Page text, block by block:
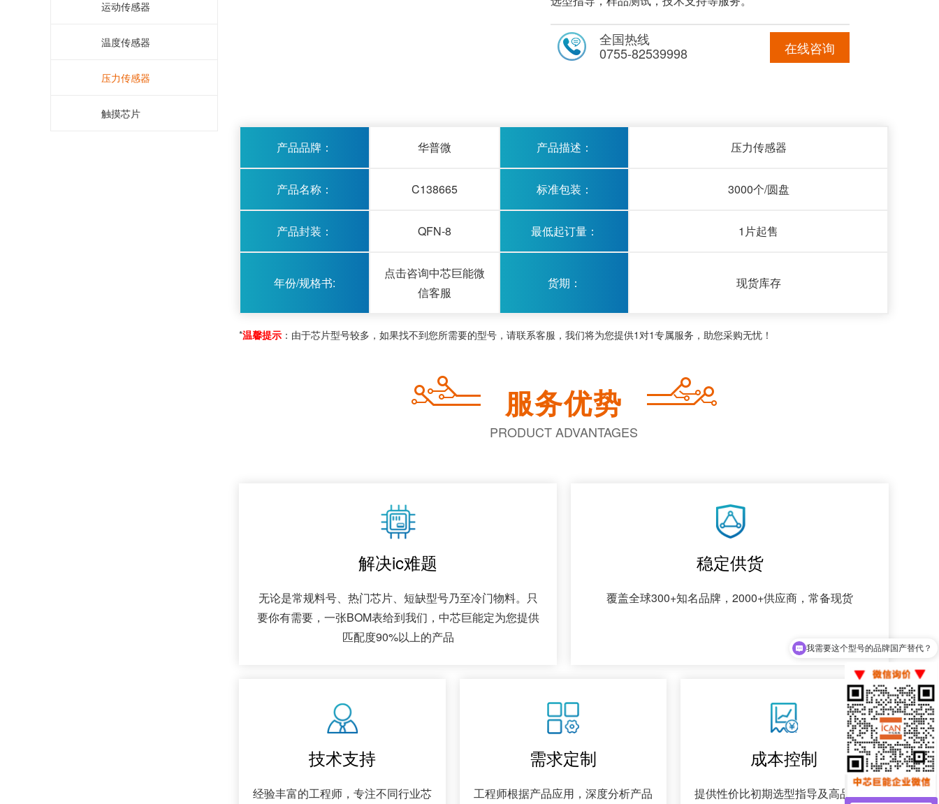
运动传感器
温度传感器
压力传感器
触摸芯片
在线咨询
全国热线
0755-82539998
产品品牌： 华普微 产品描述： 压力传感器
产品名称： C138665 标准包装： 3000个/圆盘
产品封装： QFN-8 最低起订量： 1片起售
年份/规格书:
点击咨询中芯巨能微
信客服
货期： 现货库存
*温馨提示 ：由于芯片型号较多，如果找不到您所需要的型号，请联系客服，我们将为您提供1对1专属服务，助您采购无忧！
服务优势
PRODUCT ADVANTAGES
解决ic难题
无论是常规料号、热门芯片、短缺型号乃至冷门物料。只
要你有需要，一张BOM表给到我们，中芯巨能定为您提供
匹配度90%以上的产品
稳定供货
覆盖全球300+知名品牌，2000+供应商，常备现货
技术支持
经验丰富的工程师，专注不同行业芯
需求定制
工程师根据产品应用，深度分析产品
成本控制
提供性价比初期选型指导及高品质IC
我需要这个型号的品牌国产替代？